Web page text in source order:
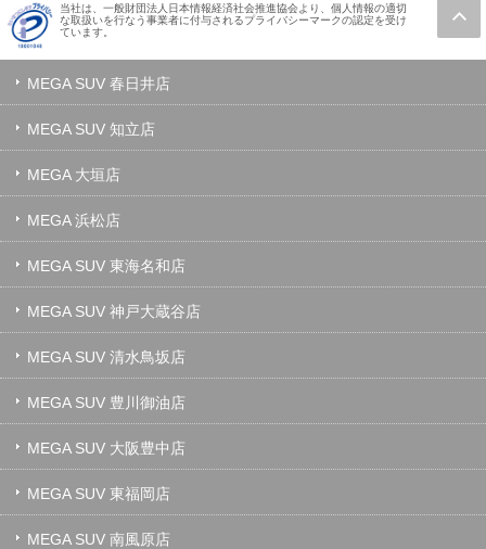
当社は、一般財団法人日本情報経済社会推進協会より、個人情報の適切
な取扱いを行なう事業者に付与されるプライバシーマークの認定を受け
ています。
MEGA SUV 春日井店
MEGA SUV 知立店
MEGA 大垣店
MEGA 浜松店
MEGA SUV 東海名和店
MEGA SUV 神戸大蔵谷店
MEGA SUV 清水鳥坂店
MEGA SUV 豊川御油店
MEGA SUV 大阪豊中店
MEGA SUV 東福岡店
MEGA SUV 南風原店